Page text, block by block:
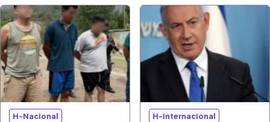
H-Nacional H-Internacional